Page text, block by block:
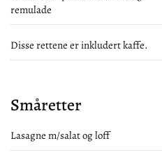
remulade
Disse rettene er inkludert kaffe.
Småretter
Lasagne m/salat og loff